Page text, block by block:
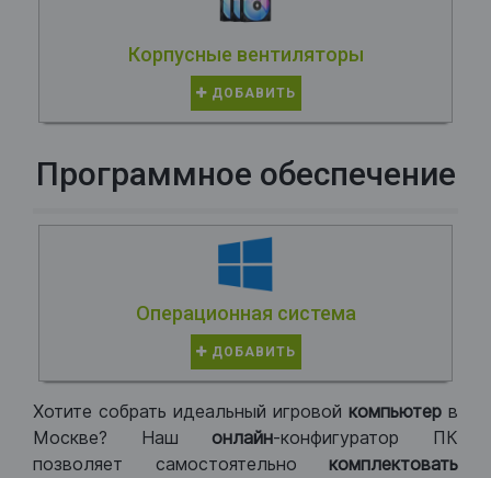
Корпусные вентиляторы
ДОБАВИТЬ
Программное обеспечение
Операционная система
ДОБАВИТЬ
Хотите собрать идеальный игровой компьютер в
Москве? Нашонлайн-конфигуратор ПК
позволяет самостоятельно комплектовать